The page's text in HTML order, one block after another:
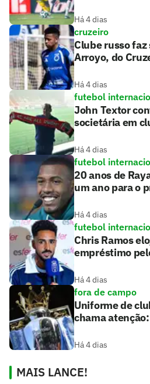
Há 4 dias
cruzeiro
Clube russo
Arroyo, do
Há 4 dias
futebol
John Textor
societária em
Há 4 dias
futebol
20 anos de
um ano para o
Há 4 dias
futebol
Chris Ramos
empréstimo
Há 4 dias
fora de campo
Uniforme de
chama
Há 4 dias
MAIS LANCE!